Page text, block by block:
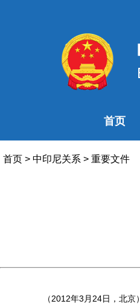
首页
首页 > 中印尼关系 > 重要文件
（2012年3月24日，北京）